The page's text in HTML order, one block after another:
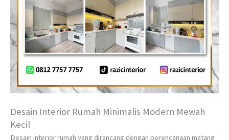
Desain Interior Rumah Minimalis Modern Mewah
Kecil
Desain interior rumah yang dirancang dengan perencanaan matang